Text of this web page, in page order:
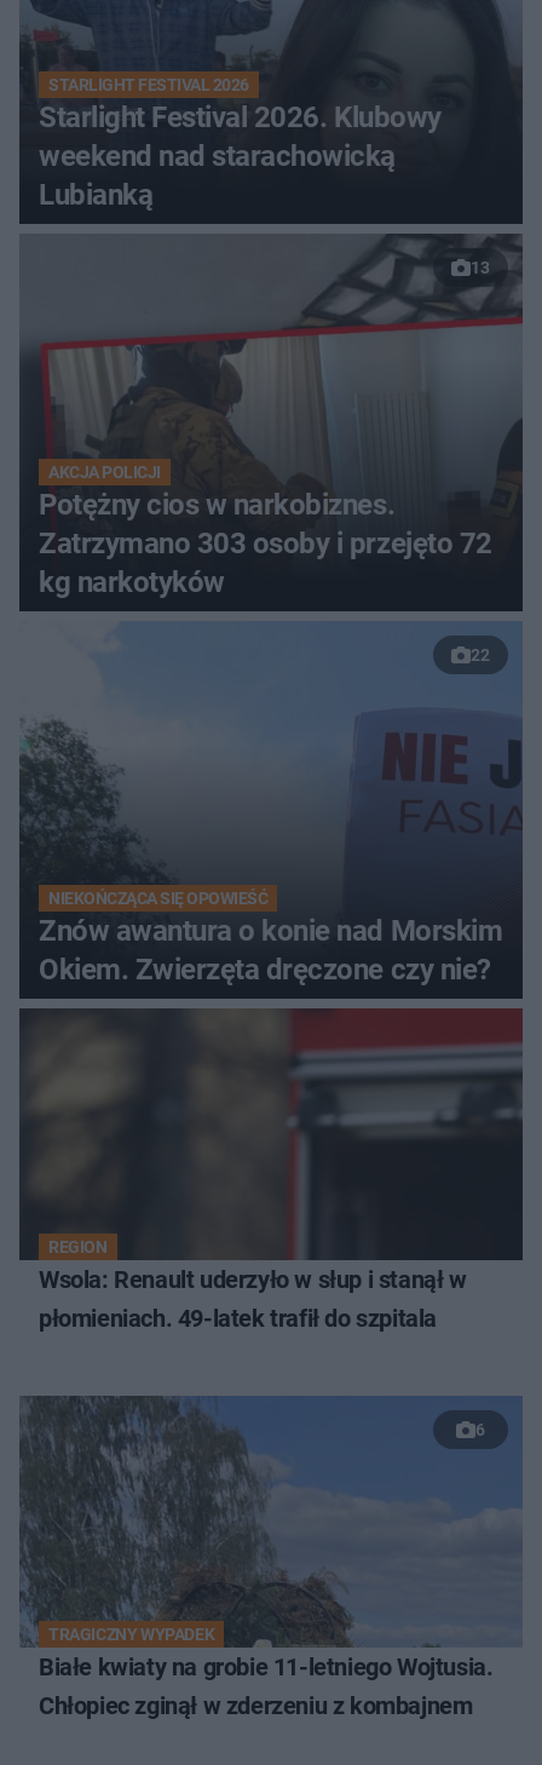
STARLIGHT FESTIVAL 2026
Starlight Festival 2026. Klubowy
weekend nad starachowicką
Lubianką
13
AKCJA POLICJI
Potężny cios w narkobiznes.
Zatrzymano 303 osoby i przejęto 72
kg narkotyków
22
NIEKOŃCZĄCA SIĘ OPOWIEŚĆ
Znów awantura o konie nad Morskim
Okiem. Zwierzęta dręczone czy nie?
REGION
Wsola: Renault uderzyło w słup i stanął w
płomieniach. 49-latek trafił do szpitala
6
TRAGICZNY WYPADEK
Białe kwiaty na grobie 11-letniego Wojtusia.
Chłopiec zginął w zderzeniu z kombajnem